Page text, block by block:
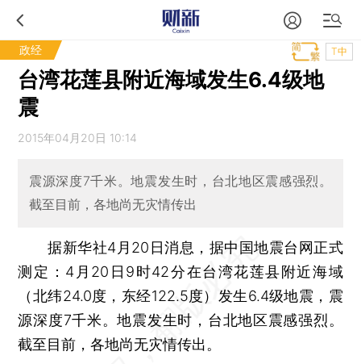
政经 T中
台湾花莲县附近海域发生6.4级地
震
2015年04月20日 10:14
震源深度7千米。地震发生时，台北地区震感强烈。
截至目前，各地尚无灾情传出
据新华社4月20日消息，据中国地震台网正式
测定：4月20日9时42分在台湾花莲县附近海域
（北纬24.0度，东经122.5度）发生6.4级地震，震
源深度7千米。地震发生时，台北地区震感强烈。
截至目前，各地尚无灾情传出。